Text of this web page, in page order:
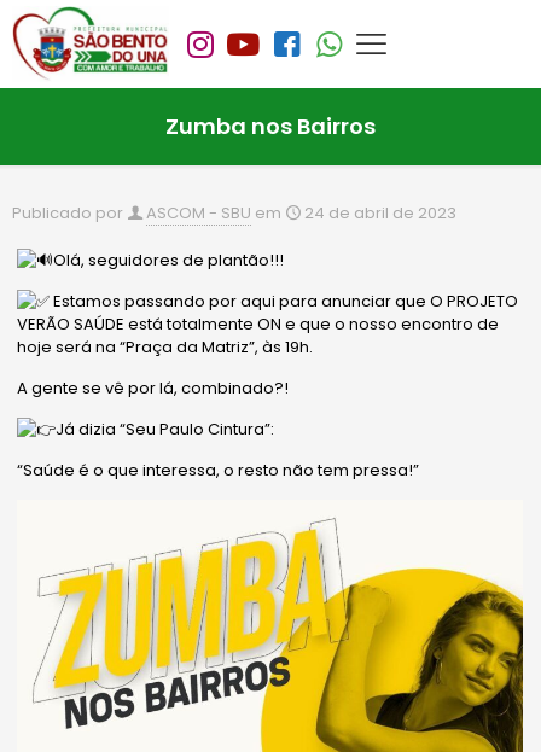
Zumba nos Bairros
Publicado por ASCOM - SBU em 24 de abril de 2023
Olá, seguidores de plantão!!!
Estamos passando por aqui para anunciar que O PROJETO
VERÃO SAÚDE está totalmente ON e que o nosso encontro de
hoje será na “Praça da Matriz”, às 19h.
A gente se vê por lá, combinado?!
Jádizia “Seu Paulo Cintura”:
“Saúde é o que interessa, o resto não tem pressa!”